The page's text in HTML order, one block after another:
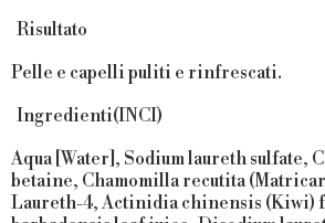
Risultato
Pelle e capelli puliti e rinfrescati.
Ingredienti(INCI)
Aqua [Water], Sodium laureth sulfate,
betaine, Chamomilla recutita
Laureth-4, Actinidia chinensis (Kiwi)